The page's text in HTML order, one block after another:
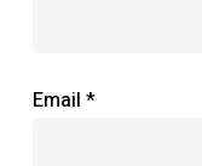
Email *